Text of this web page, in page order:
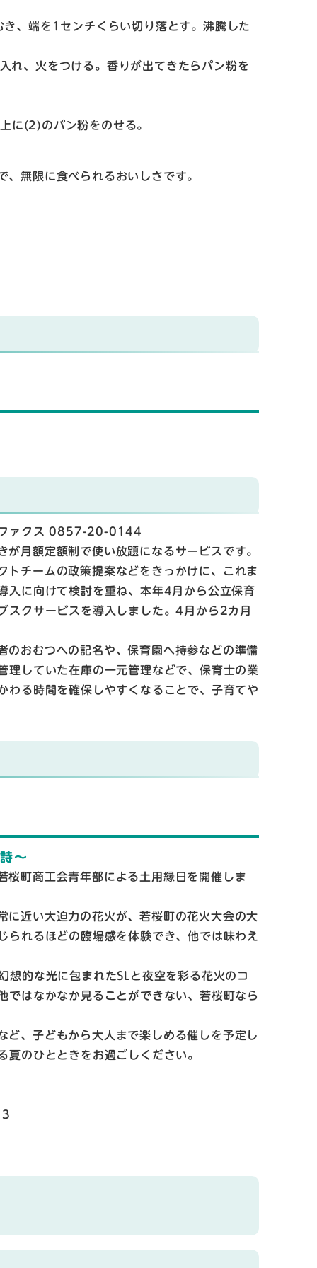
、端を1センチくらい切り落とす。沸騰した
れ、火をつける。香りが出てきたらパン粉を
に(2)のパン粉をのせる。
無限に食べられるおいしさです。
ァクス 0857-20-0144
月額定額制で使い放題になるサービスです。
トチームの政策提案などをきっかけに、これま
入に向けて検討を重ね、本年4月から公立保育
スクサービスを導入しました。4月から2カ月
のおむつへの記名や、保育園へ持参などの準備
理していた在庫の一元管理などで、保育士の業
わる時間を確保しやすくなることで、子育てや
～
桜町商工会青年部による土用縁日を開催しま
に近い大迫力の花火が、若桜町の花火大会の大
れるほどの臨場感を体験でき、他では味わえ
想的な光に包まれたSLと夜空を彩る花火のコ
ではなかなか見ることができない、若桜町なら
ど、子どもから大人まで楽しめる催しを予定し
のひとときをお過ごしください。